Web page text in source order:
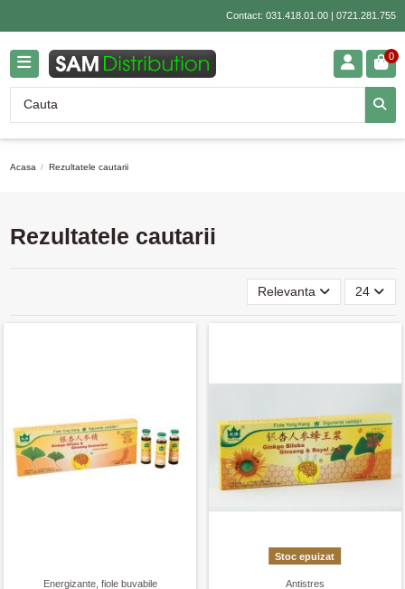
Contact: 031.418.01.00| 0721.281.755
0
Acasa Rezultatele cautarii
Rezultatele cautarii
Relevanta 24
Energizante, fiole buvabile
Stoc epuizat
Antistres